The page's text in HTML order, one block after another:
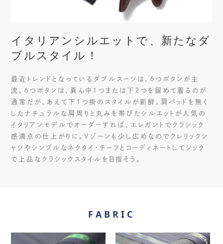
イタリアンシルエットで、新たなダ
ブルスタイル！
最近トレンドとなっているダブルスーツは、６つボタンが主
流。６つボタンは、真ん中1つまたは下２つを留めて着るのが
通常だが、あえて下１つ掛のスタイルが新鮮。肩パッドを無く
したナチュラルな肩周りと丸みを帯びたシルエットが人気の
イタリアンモデルでオーダーすれば、エレガントでクラシック
感満点の仕上がりに。Vゾーンも少し広めなのでクレリックシ
ャツやシンプルなネクタイ・チーフとコーディネートしてシック
で上品なクラシックスタイルを目指そう。
FABRIC